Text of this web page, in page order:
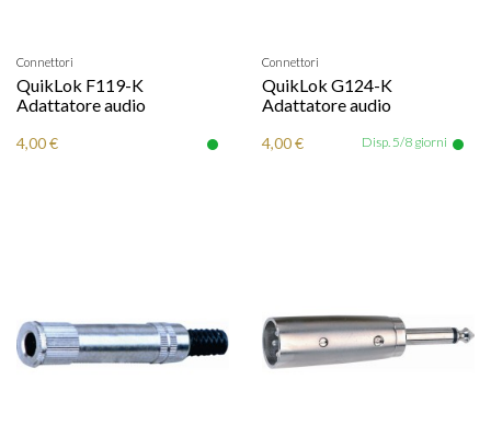
Connettori
QuikLok F119-K
Adattatore audio
4,00 €
Connettori
QuikLok G124-K
Adattatore audio
4,00 € Disp. 5/8 giorni